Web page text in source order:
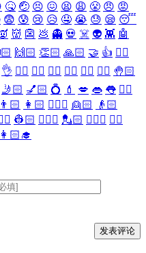
🤒 🤕 😣 😖 😫 😩 😤 😠 😡
😨 😰 😢 😥 🤤 😭 😓 😪 😴
👹 👺 💩 👻 💀 ☠️ 👽 👾 🤖
🙌🏻 👏🏻 🙏🏻 🤝 👍 👎🏻
👌 👈🏻 👉🏻 👆🏻 👇🏻 ☝🏻 ✋🏻 🤚🏻
🤳🏻 💅🏻 💍 💄 💋 👄 👅 👂🏻
👨🏻 👩🏻 👱🏻‍♀️ 👱🏻
👴🏻
👷🏻 💂🏻‍♀️ 💂🏻 🕵🏻‍♀️ 🕵🏻
👩🏻‍🎓